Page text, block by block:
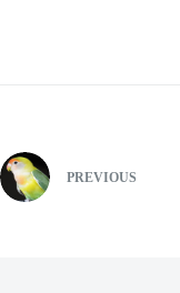
PREVIOUS